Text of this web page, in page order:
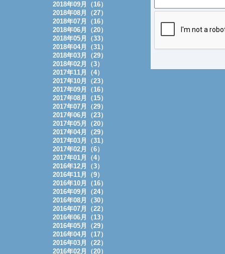
2018年09月（16）
2018年08月（27）
2018年07月（16）
2018年06月（20）
2018年05月（33）
2018年04月（31）
2018年03月（29）
2018年02月（3）
2017年11月（4）
2017年10月（23）
2017年09月（16）
2017年08月（15）
2017年07月（29）
2017年06月（23）
2017年05月（20）
2017年04月（29）
2017年03月（31）
2017年02月（6）
2017年01月（4）
2016年12月（3）
2016年11月（9）
2016年10月（16）
2016年09月（24）
2016年08月（30）
2016年07月（22）
2016年06月（13）
2016年05月（29）
2016年04月（17）
2016年03月（22）
2016年02月（20）